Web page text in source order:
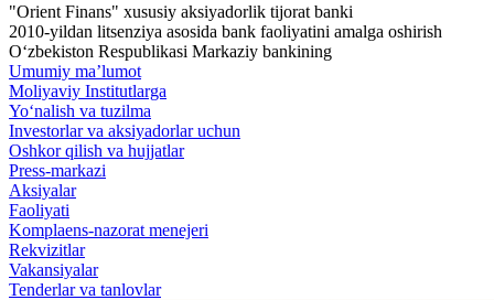
"Orient Finans" xususiy aksiyadorlik tijorat banki
2010-yildan litsenziya asosida bank faoliyatini amalga oshirish
O‘zbekiston Respublikasi Markaziy bankining
Umumiy ma’lumot
Moliyaviy Institutlarga
Yo‘nalish va tuzilma
Investorlar va aksiyadorlar uchun
Oshkor qilish va hujjatlar
Press-markazi
Aksiyalar
Faoliyati
Komplaens-nazorat menejeri
Rekvizitlar
Vakansiyalar
Tenderlar va tanlovlar